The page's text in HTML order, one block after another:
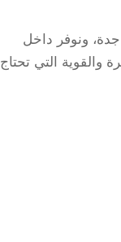
ونوفر داخل
التي تحتاج